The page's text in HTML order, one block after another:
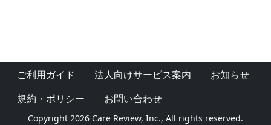
ご利用ガイド 法人向けサービス案内
お知らせ
規約・ポリシー
お問い合わせ
Copyright 2026 Care Review, Inc., All rights reserved.